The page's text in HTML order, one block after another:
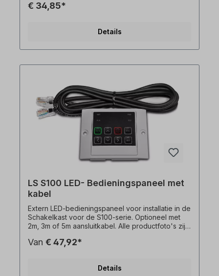
€ 34,85*
Details
LS S100 LED- Bedieningspaneel met
kabel
Extern LED-bedieningspaneel voor installatie in de
Schakelkast voor de S100-serie. Optioneel met
2m, 3m of 5m aansluitkabel. Alle productfoto's zijn
Van € 47,92*
Details